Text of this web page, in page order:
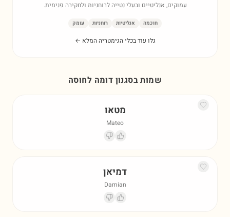
עמוקים, אנליטיים ובעלי נטייה לרוחניות ולחקירה פנימית.
חוכמה אנליטיות רוחניות עומק
גלו עוד בכלי הגימטריה המלא ←
שמות בסגנון דומה לחוסה
מטאו
Mateo
דמיאן
Damian